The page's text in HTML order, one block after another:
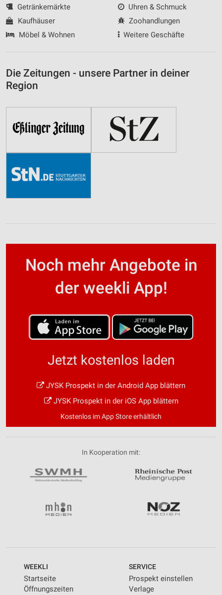
Getränkemärkte
Kaufhäuser
Möbel & Wohnen
Uhren & Schmuck
Zoohandlungen
Weitere Geschäfte
Die Zeitungen - unsere Partner in deiner
Region
Noch mehr Angebote in
der weekli App!
Jetzt kostenlos laden
JYSK Prospekt in der Android App blättern
JYSK Prospekt in der iOS App blättern
Kostenlos im App Store erhältlich
In Kooperation mit:
WEEKLI
Startseite
Öffnungszeiten
SERVICE
Prospekt einstellen
Verlage